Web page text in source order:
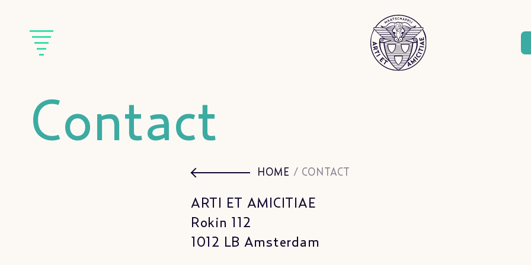
Contact
HOME / CONTACT
ARTI ET AMICITIAE
Rokin 112
1012 LB Amsterdam